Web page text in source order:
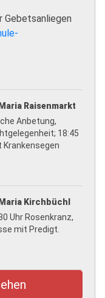
Gebetsanliegen
Raisenmarkt
Anbetung,
18:45
Krankensegen
Kirchbüchl
Uhr Rosenkranz,
mit Predigt.